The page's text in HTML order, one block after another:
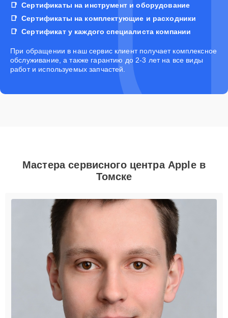
Сертификаты на инструмент и оборудование
Сертификаты на комплектующие и расходники
Сертификат у каждого специалиста компании
При обращении в наш сервис клиент получает комплексное
обслуживание, а также гарантию до 2-3 лет на все виды
работ и используемых запчастей.
Мастера сервисного центра Apple в
Томске